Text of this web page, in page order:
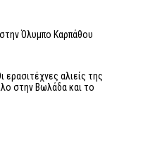
Όλυμπο Καρπάθου
ερασιτέχνες αλιείς της
στην Βωλάδα και το